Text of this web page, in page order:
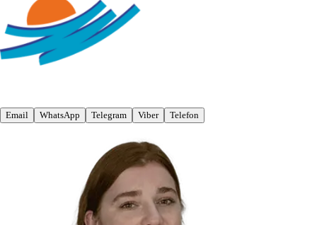
Email WhatsApp Telegram Viber Telefon